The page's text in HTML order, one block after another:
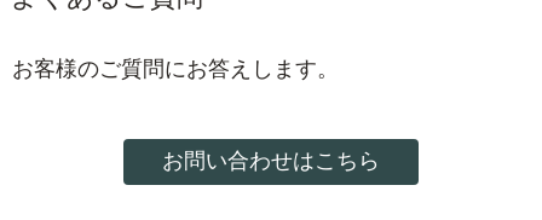
お客様のご質問にお答えします。
お問い合わせはこちら